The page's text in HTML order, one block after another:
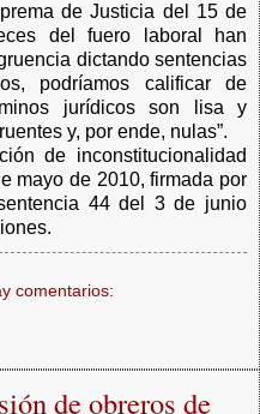
de Justicia del 15 de
del fuero laboral han
dictando sentencias
podríamos calificar de
jurídicos son lisa y
y, por ende, nulas”.
de inconstitucionalidad
mayo de 2010, firmada por
44 del 3 de junio
comentarios:
de obreros de